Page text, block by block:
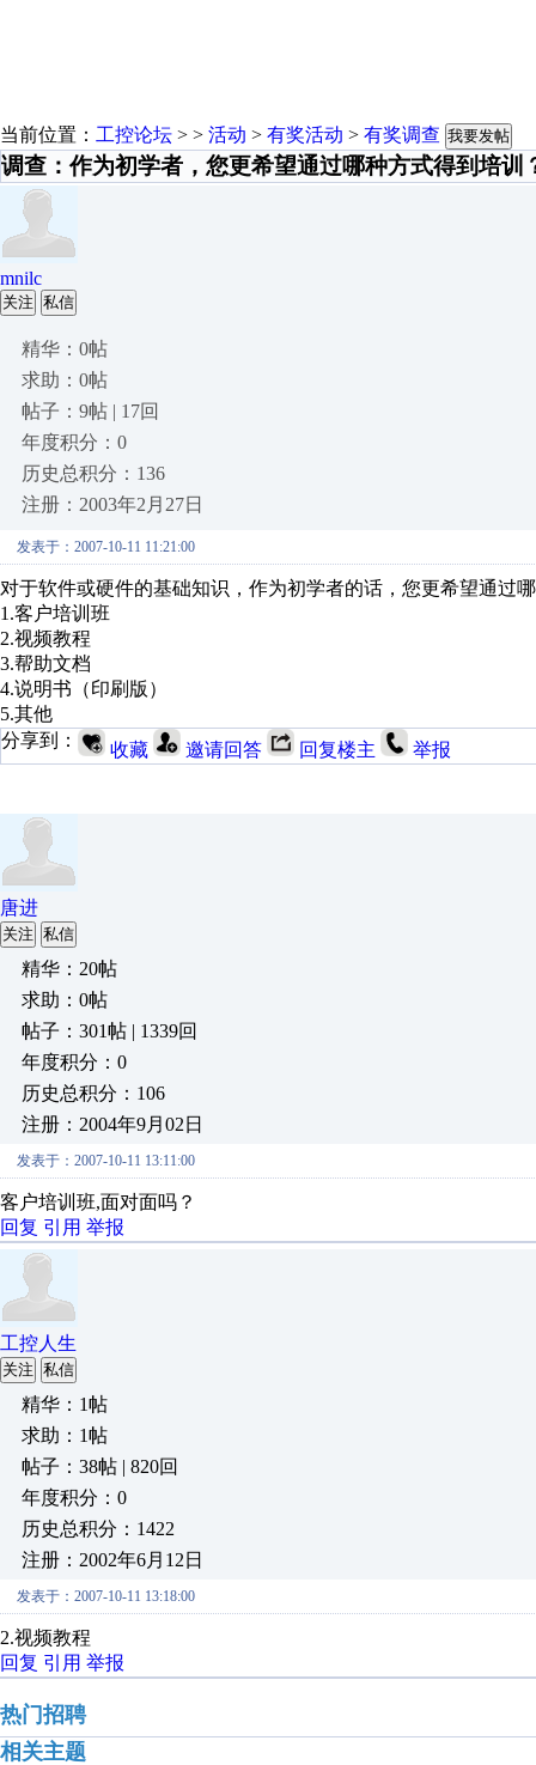
当前位置： 工控论坛 > > 活动 > 有奖活动 > 有奖调查 我要发帖
调查：作为初学者，您更希望通过哪种方式得到培训
mnilc
关注 私信
精华：0帖
求助：0帖
帖子：9帖 | 17回
年度积分：0
历史总积分：136
注册：2003年2月27日
发表于：2007-10-11 11:21:00
对于软件或硬件的基础知识，作为初学者的话，您更希望通过
1.客户培训班
2.视频教程
3.帮助文档
4.说明书（印刷版）
5.其他
分享到：
收藏 邀请回答 回复楼主 举报
唐进
关注 私信
精华：20帖
求助：0帖
帖子：301帖 | 1339回
年度积分：0
历史总积分：106
注册：2004年9月02日
发表于：2007-10-11 13:11:00
客户培训班,面对面吗？
回复 引用 举报
工控人生
关注 私信
精华：1帖
求助：1帖
帖子：38帖 | 820回
年度积分：0
历史总积分：1422
注册：2002年6月12日
发表于：2007-10-11 13:18:00
2.视频教程
回复 引用 举报
热门招聘
相关主题